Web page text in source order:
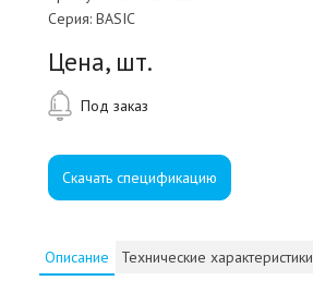
Серия: BASIC
Цена, шт.
Под заказ
Скачать спецификацию
Описание Технические характеристики